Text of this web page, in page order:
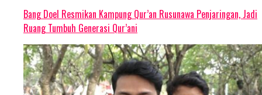
Bang Doel Resmikan Kampung Qur’an Rusunawa Penjaringan, Jadi
Ruang Tumbuh Generasi Qur’ani